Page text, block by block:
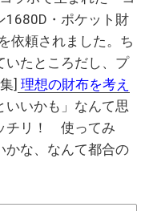
1680D・ポケット財
依頼されました。ち
いたところだし、プ
] 理想の財布を考え
いいかも」なんて思
チリ！ 使ってみ
かな、なんて都合の